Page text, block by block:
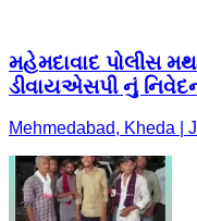
મહેમદાવાદ પોલીસ
ડીવાયએસપી નું
Mehmedabad, Kheda |